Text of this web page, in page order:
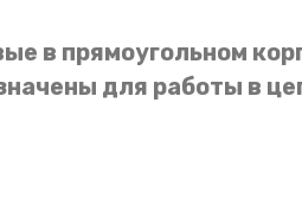
в прямоугольном
для работы в